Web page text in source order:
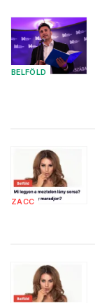
BELFÖLD
ZACC